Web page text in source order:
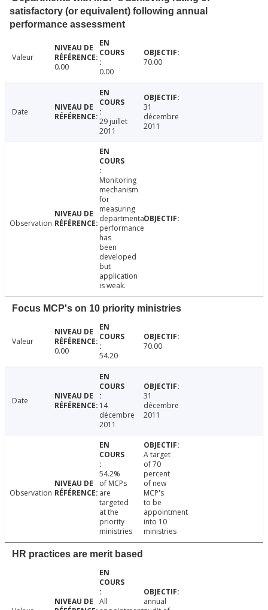
satisfactory (or equivalent) following annual
performance assessment
Valeur
0.00
0.00
70.00
Date
29 juillet
2011
31
décembre
2011
Observation
Monitoring
mechanism
for
measuring
departmental
performance
has
been
developed
but
application
is weak.
Focus MCP's on 10 priority ministries
Valeur
0.00
54.20
70.00
Date
14
décembre
2011
31
décembre
2011
Observation
54.2%
of MCPs
are
targeted
at the
priority
ministries
A target
of 70
percent
of new
MCP's
to be
appointment
into 10
ministries
HR practices are merit based
All
annual